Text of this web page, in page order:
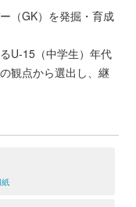
（GK）を発掘・育成
U-15（中学生）年代
観点から選出し、継